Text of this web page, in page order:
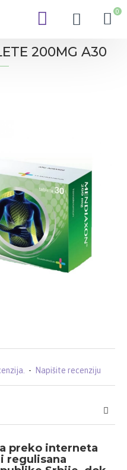
0
200MG A30
- Napišite recenziju
preko interneta
regulisana